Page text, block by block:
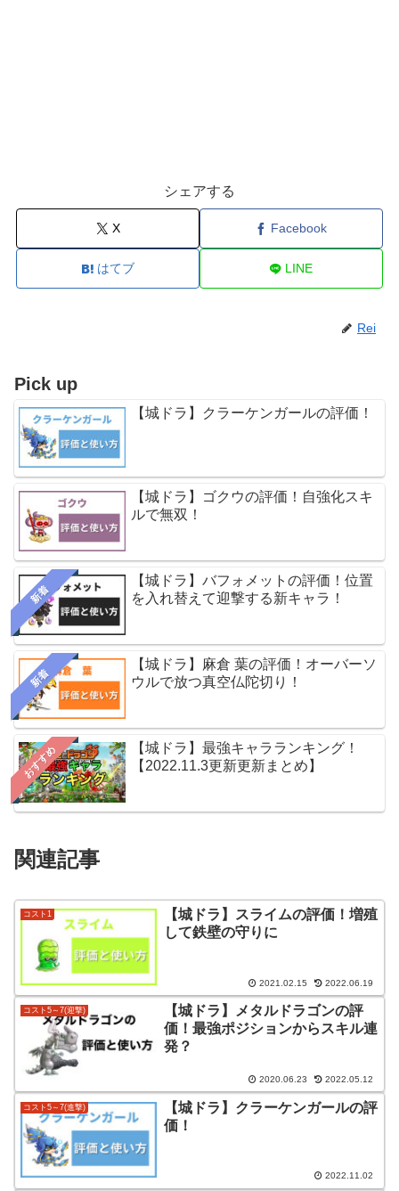
シェアする
X Facebook
はてブ LINE
Rei
Pick up
【城ドラ】クラーケンガールの評価！
【城ドラ】ゴクウの評価！自強化スキ
ルで無双！
新着
【城ドラ】バフォメットの評価！位置
を入れ替えて迎撃する新キャラ！
新着
【城ドラ】麻倉 葉の評価！オーバーソ
ウルで放つ真空仏陀切り！
おすすめ
【城ドラ】最強キャラランキング！
【2022.11.3更新更新まとめ】
関連記事
コスト1
【城ドラ】スライムの評価！増殖
して鉄壁の守りに
2021.02.15 2022.06.19
コスト5～7(迎撃)
【城ドラ】メタルドラゴンの評
価！最強ポジションからスキル連
発？
2020.06.23 2022.05.12
コスト5～7(進撃)
【城ドラ】クラーケンガールの評
価！
2022.11.02